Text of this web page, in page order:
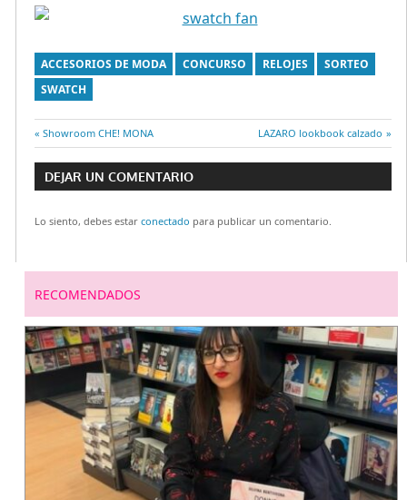
ACCESORIOS DE MODA CONCURSO RELOJES
SORTEO
SWATCH
Navegación
de
entradas
Entrada
anterior:
Showroom CHE! MONA
Entrada
siguiente:
LAZARO lookbook calzado
DEJAR UN COMENTARIO
Lo siento, debes estar conectado para publicar un comentario.
RECOMENDADOS